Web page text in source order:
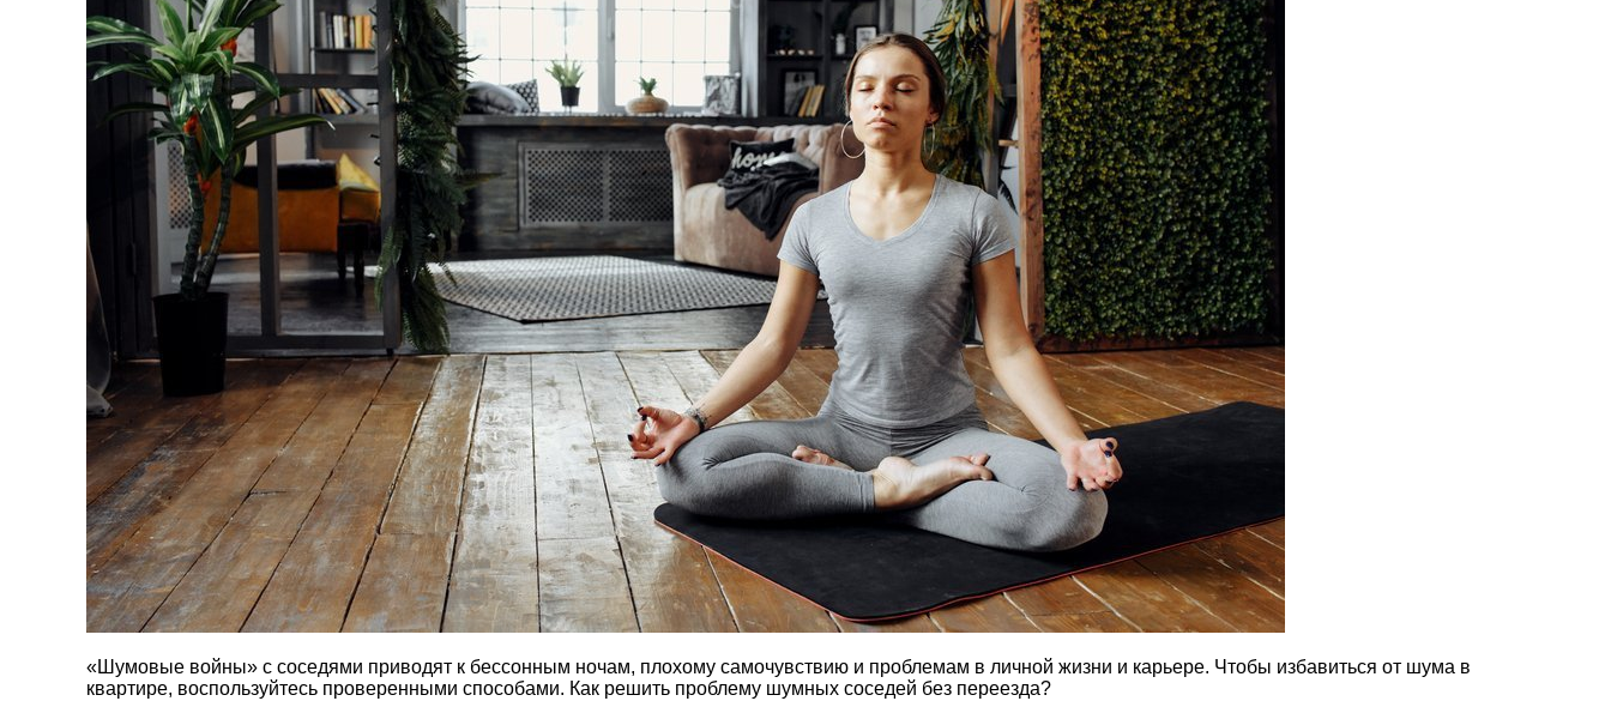
«Шумовые войны» с соседями приводят к бессонным ночам, плохому самочувствию и проблемам в личной жизни и карьере. Чтобы избавиться от шума в
квартире, воспользуйтесь проверенными способами. Как решить проблему шумных соседей без переезда?